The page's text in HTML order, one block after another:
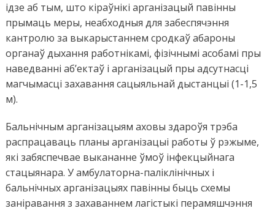
ідзе аб тым, што кіраўнікі арганізацый павінны
прымаць меры, неабходныя для забеспячэння
кантролю за выкарыстаннем сродкаў абароны
органаў дыхання работнікамі, фізічнымі асобамі пры
наведванні аб’ектаў і арганізацый пры адсутнасці
магчымасці захавання сацыяльнай дыстанцыі (1-1,5
м).
Бальнічным арганізацыям аховы здароўя трэба
распрацаваць планы арганізацыі работы ў рэжыме,
які забяспечвае выкананне ўмоў інфекцыйнага
стацыянара. У амбулаторна-паліклінічных і
бальнічных арганізацыях павінны быць схемы
заніравання з захаваннем лагістыкі перамяшчэння